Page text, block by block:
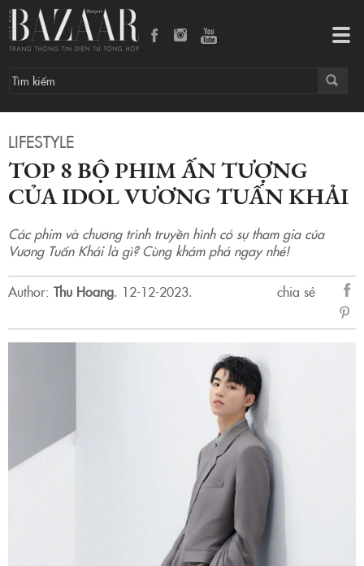
LIFESTYLE
TOP 8 BỘ PHIM ẤN TƯỢNG
CỦA IDOL VƯƠNG TUẤN KHẢI
Các phim và chương trình truyền hình có sự tham gia của
Vương Tuấn Khải là gì? Cùng khám phá ngay nhé!
Author: Thu Hoang. 12-12-2023.
chia sẻ
sẻ
Top 8 bộ phim ấn tượng của idol Vương Tuấn Khải